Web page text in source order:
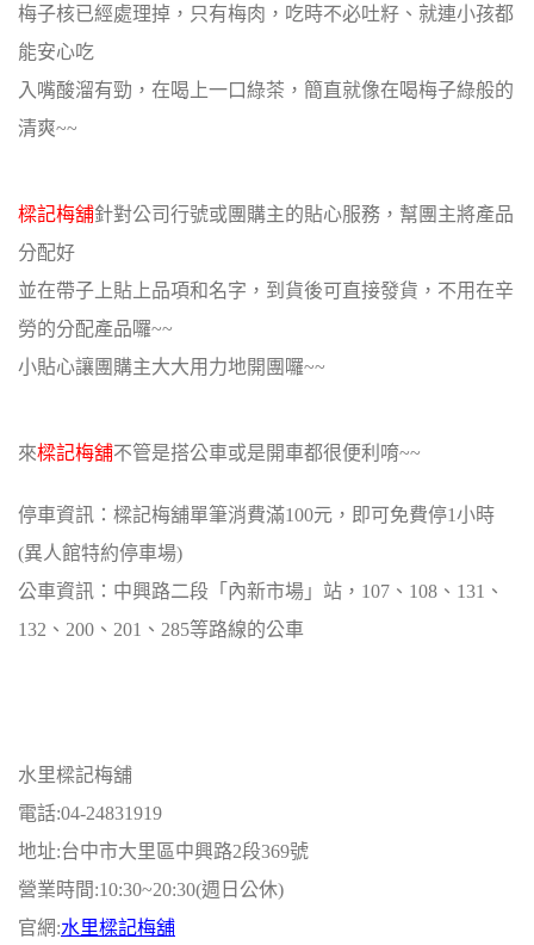
梅子核已經處理掉，只有梅肉，吃時不必吐籽、就連小孩都
能安心吃
入嘴酸溜有勁，在喝上一口綠茶，簡直就像在喝梅子綠般的
清爽~~
樑記梅舖針對公司行號或團購主的貼心服務，幫團主將產品
分配好
並在帶子上貼上品項和名字，到貨後可直接發貨，不用在辛
勞的分配產品囉~~
小貼心讓團購主大大用力地開團囉~~
來樑記梅舖不管是搭公車或是開車都很便利唷~~
停車資訊：樑記梅舖單筆消費滿100元，即可免費停1小時
(異人館特約停車場)
公車資訊：中興路二段「內新市場」站，107、108、131、
132、200、201、285等路線的公車
水里樑記梅舖
電話:04-24831919
地址:台中市大里區中興路2段369號
營業時間:10:30~20:30(週日公休)
官網:水里樑記梅舖